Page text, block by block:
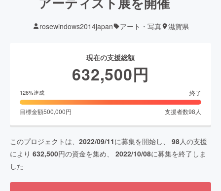
rosewindows2014japan アート・写真 滋賀県
現在の支援総額
632,500円
126%達成 終了
目標金額500,000円 支援者数98 人
このプロジェクトは、 2022/09/11に募集を開始し、 98人の支援
により 632,500円の資金を集め、 2022/10/08に募集を終了しま
した